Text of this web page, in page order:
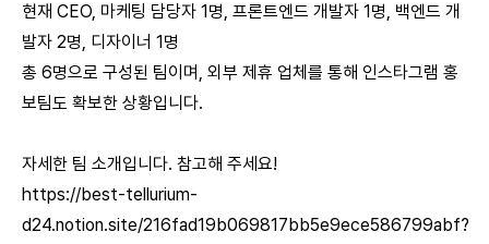
현재 CEO, 마케팅 담당자 1명, 프론트엔드 개발자 1명, 백엔드 개
발자 2명, 디자이너 1명
총 6명으로 구성된 팀이며, 외부 제휴 업체를 통해 인스타그램 홍
보팀도 확보한 상황입니다.
자세한 팀 소개입니다. 참고해 주세요!
https://best-tellurium-
d24.notion.site/216fad19b069817bb5e9ece586799abf?